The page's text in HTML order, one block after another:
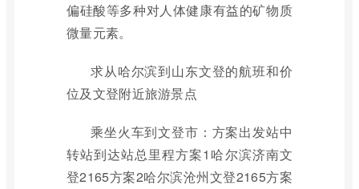
偏硅酸等多种对人体健康有益的矿物质
微量元素。
求从哈尔滨到山东文登的航班和价
位及文登附近旅游景点
乘坐火车到文登市：方案出发站中
转站到达站总里程方案1哈尔滨济南文
登2165方案2哈尔滨沧州文登2165方案